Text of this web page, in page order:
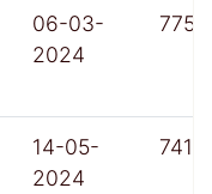
06-03-
2024
775
14-05-
2024
741